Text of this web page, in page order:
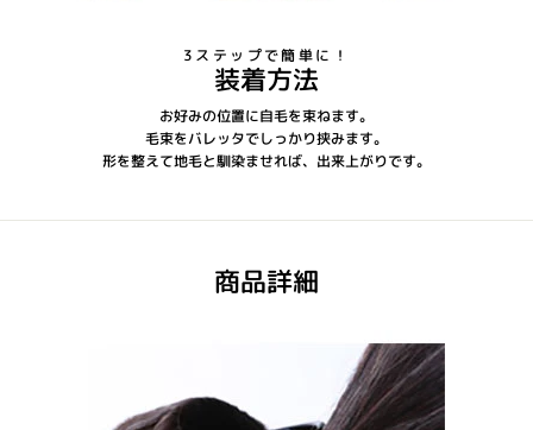
3ステップで簡単に！
装着方法
お好みの位置に自毛を束ねます。
毛束をバレッタでしっかり挟みます。
形を整えて地毛と馴染ませれば、出来上がりです。
商品詳細